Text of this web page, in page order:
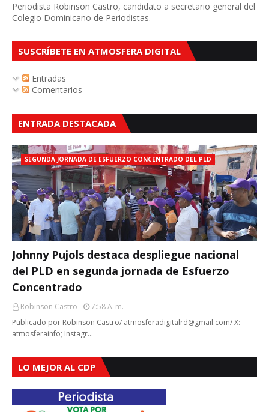
Periodista Robinson Castro, candidato a secretario general del
Colegio Dominicano de Periodistas.
SUSCRÍBETE EN ATMOSFERA DIGITAL
Entradas
Comentarios
ENTRADA DESTACADA
SEGUNDA JORNADA DE ESFUERZO CONCENTRADO DEL PLD
Johnny Pujols destaca despliegue nacional
del PLD en segunda jornada de Esfuerzo
Concentrado
Robinson Castro
7:58 A. M.
Publicado por Robinson Castro/ atmosferadigitalrd@gmail.com/ X:
atmosferainfo; Instagr…
LO MEJOR AL CDP